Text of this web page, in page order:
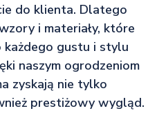
do klienta. Dlatego
i materiały, które
każdego gustu i stylu
naszym ogrodzeniom
zyskają nie tylko
prestiżowy wygląd.